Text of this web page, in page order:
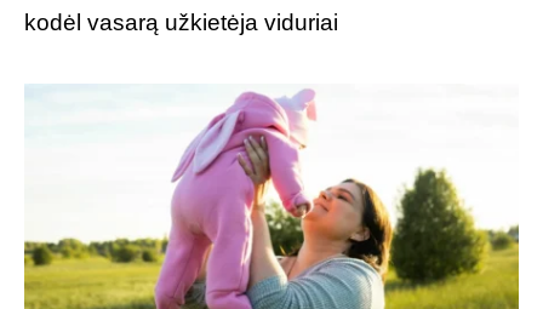
kodėl vasarą užkietėja viduriai